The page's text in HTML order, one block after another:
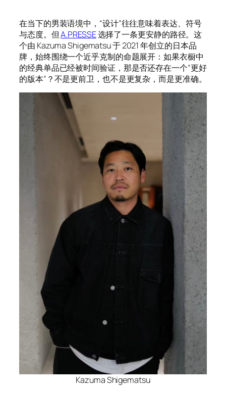
在当下的男装语境中，“设计”往往意味着表达、符号
与态度。但A.PRESSE选择了一条更安静的路径。这
个由 Kazuma Shigematsu 于 2021 年创立的日本品
牌，始终围绕一个近乎克制的命题展开：如果衣橱中
的经典单品已经被时间验证，那是否还存在一个“更好
的版本”？不是更前卫，也不是更复杂，而是更准确。
Kazuma Shigematsu